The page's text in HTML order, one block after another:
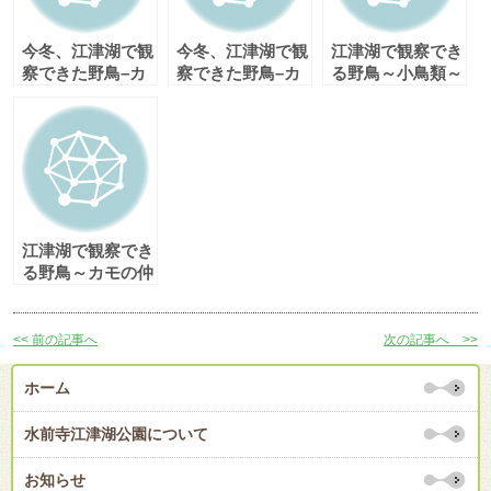
今冬、江津湖で観
察できた野鳥–カ
今冬、江津湖で観
察できた野鳥–カ
江津湖で観察でき
る野鳥～小鳥類～
江津湖で観察でき
る野鳥～カモの仲
<< 前の記事へ 次の記事へ >>
ホーム
水前寺江津湖公園について
お知らせ